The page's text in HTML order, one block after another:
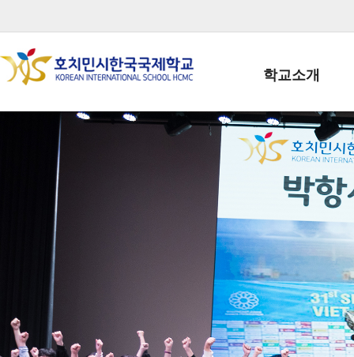
학교소개
학교장인사말
학생회장인사말
학교상징
학교 CI
교직원현황
학생현황
위치/전화
전경사진